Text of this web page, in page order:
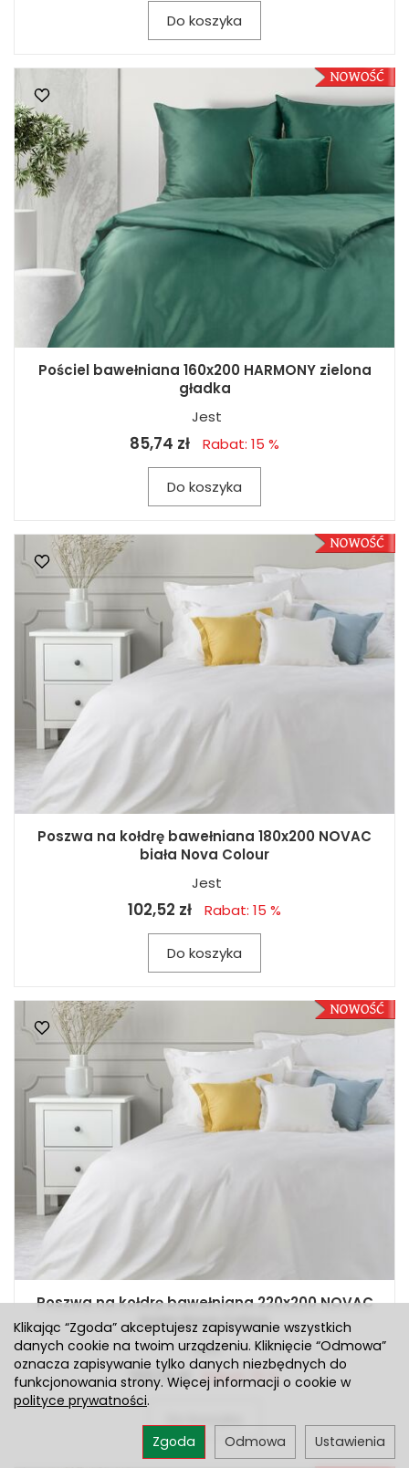
Do koszyka
Pościel bawełniana 160x200 HARMONY zielona
gładka
Jest
85,74 zł Rabat: 15 %
Do koszyka
Poszwa na kołdrę bawełniana 180x200 NOVAC
biała Nova Colour
Jest
102,52 zł Rabat: 15 %
Do koszyka
Poszwa na kołdrę bawełniana 220x200 NOVAC
biała Nova Colour
Jest
122,14 zł Rabat: 15 %
Klikając “Zgoda” akceptujesz zapisywanie wszystkich
danych cookie na twoim urządzeniu. Kliknięcie “Odmowa”
oznacza zapisywanie tylko danych niezbędnych do
funkcjonowania strony. Więcej informacji o cookie w
polityce prywatności.
Ustawienia
Odmowa
Zgoda